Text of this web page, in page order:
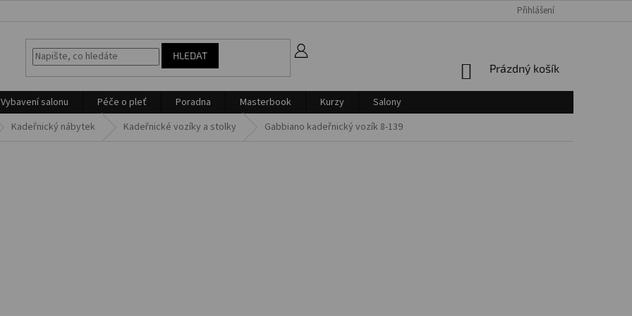
Přihlášení
HLEDAT
NÁKUPNÍ
Prázdný košík
Vybavení salonu Péče o pleť Poradna Masterbook Kurzy
Salony
Kadeřnický nábytek Kadeřnické vozíky a stolky Gabbiano kadeřnický vozík 8-139